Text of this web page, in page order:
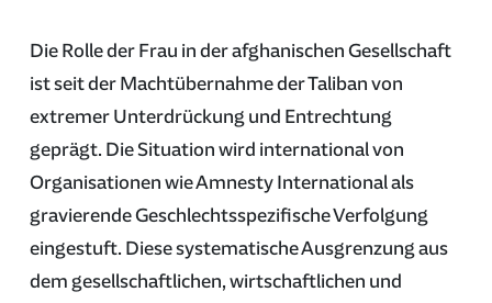
Die Rolle der Frau in der afghanischen Gesellschaft
ist seit der Machtübernahme der Taliban von
extremer Unterdrückung und Entrechtung
geprägt. Die Situation wird international von
Organisationen wie Amnesty International als
gravierende Geschlechtsspezifische Verfolgung
eingestuft. Diese systematische Ausgrenzung aus
dem gesellschaftlichen, wirtschaftlichen und